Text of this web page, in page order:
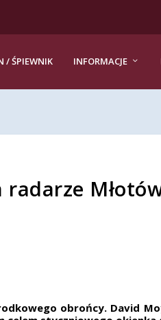
/ ŚPIEWNIK INFORMACJE
obrońcy. David